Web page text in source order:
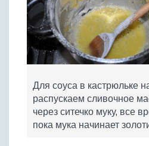
Для соуса в кастрюльке
распускаем сливочное
через ситечко муку, все
пока мука начинает